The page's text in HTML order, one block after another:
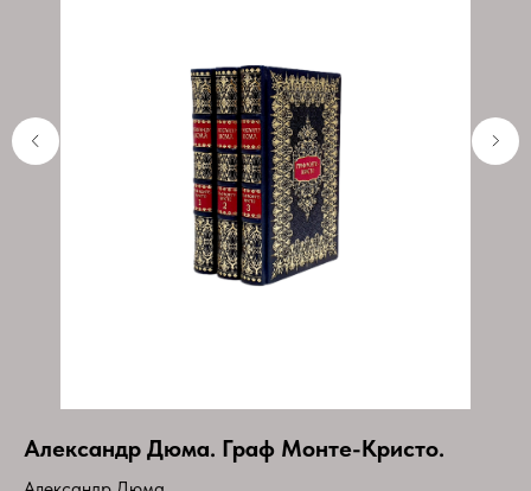
Александр Дюма. Граф Монте-Кристо.